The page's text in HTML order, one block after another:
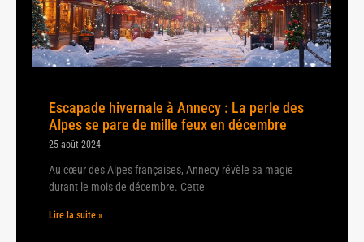
Escapade hivernale à Annecy : La perle des
Alpes se pare de mille feux en décembre
25 août 2024
Au cœur des Alpes françaises, Annecy révèle sa magie
durant le mois de décembre. Cette
Lire la suite »